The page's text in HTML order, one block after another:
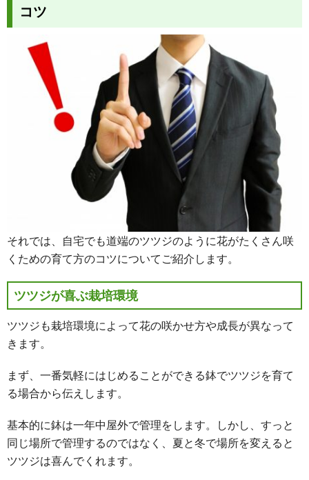
コツ
それでは、自宅でも道端のツツジのように花がたくさん咲
くための育て方のコツについてご紹介します。
ツツジが喜ぶ栽培環境
ツツジも栽培環境によって花の咲かせ方や成長が異なって
きます。
まず、一番気軽にはじめることができる鉢でツツジを育て
る場合から伝えします。
基本的に鉢は一年中屋外で管理をします。しかし、すっと
同じ場所で管理するのではなく、夏と冬で場所を変えると
ツツジは喜んでくれます。